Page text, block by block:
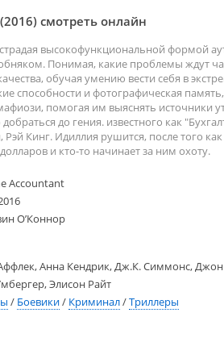
Драмы
Исторические
Комедии
(2016) смотреть онлайн
страдая высокофункциональной формой
Понимая, какие проблемы ждут
обучая умению вести себя в
способности и фотографическая
помогая им выяснять источники
добраться до гения. известного как
Рэй Кинг. Идиллия рушится, после того
и кто-то начинает за ним охоту.
Accountant
О’Коннор
Анна Кендрик, Дж.К. Симмонс,
Элисон Райт
/ Боевики/ Криминал/Триллеры